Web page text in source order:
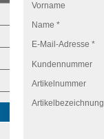
Vorname
Name *
E-Mail-Adresse *
Kundennummer
Artikelnummer
Artikelbezeichnung